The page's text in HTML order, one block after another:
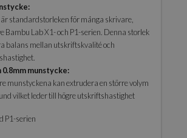
standardstorleken för många skrivare,
Bambu Lab X1- och P1-serien. Denna storlek
balans mellan utskriftskvalité och
0.8mm munstycke:
munstyckena kan extrudera en större volym
vilket leder till högre utskriftshastighet
P1-serien